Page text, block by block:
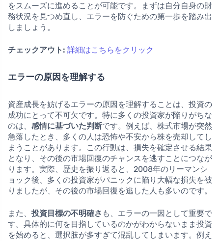
をスムーズに進めることが可能です。まずは自分自身の財
務状況を見つめ直し、エラーを防ぐための第一歩を踏み出
しましょう。
チェックアウト: 詳細はこちらをクリック
エラーの原因を理解する
資産成長を妨げるエラーの原因を理解することは、投資の
成功にとって不可欠です。特に多くの投資家が陥りがちな
のは、 感情に基づいた判断です。例えば、株式市場が突然
急落したとき、多くの人は恐怖や不安から株を売却してし
まうことがあります。この行動は、損失を確定させる結果
となり、その後の市場回復のチャンスを逃すことにつなが
ります。実際、歴史を振り返ると、2008年のリーマンシ
ョック後、多くの投資家がパニックに陥り大幅な損失を被
りましたが、その後の市場回復を逃した人も多いのです。
また、 投資目標の不明確さ も、エラーの一因として重要で
す。具体的に何を目指しているのかがわからないまま投資
を始めると、選択肢が多すぎて混乱してしまいます。例え